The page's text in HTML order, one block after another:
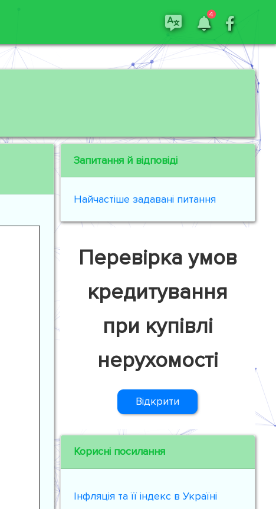
4
Запитання й відповіді
Найчастіше задавані питання
Перевірка умов
кредитування
при купівлі
нерухомості
Відкрити
Корисні посилання
Інфляція та її індекс в Україні